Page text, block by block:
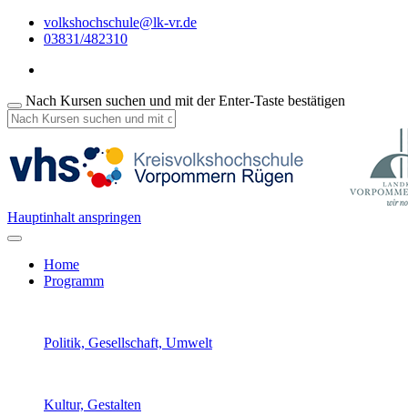
volkshochschule@lk-vr.de
03831/482310
Nach Kursen suchen und mit der Enter-Taste bestätigen
Hauptinhalt anspringen
Home
Programm
Politik, Gesellschaft, Umwelt
Kultur, Gestalten